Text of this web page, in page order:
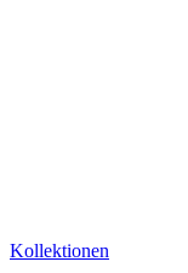
Kollektionen